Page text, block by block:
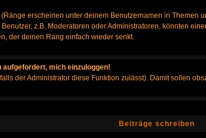
erscheinen unter deinem Benutzernamen in
z.B. Moderatoren oder Administratoren, könnten
der deinen Rang einfach wieder senkt.
aufgefordert, mich einzuloggen!
der Administrator diese Funktion zulässt). Damit sollen
Beiträge schreiben